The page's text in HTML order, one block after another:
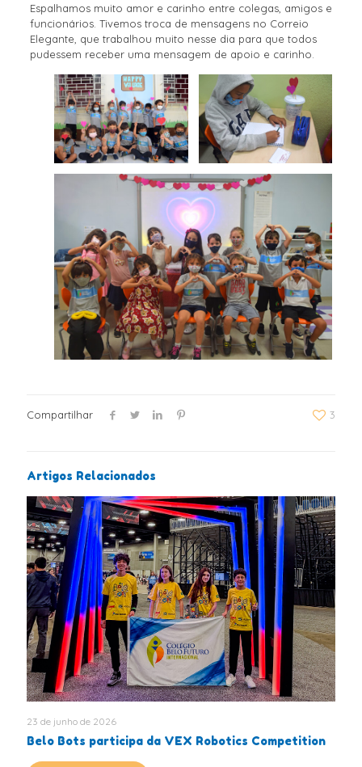
Espalhamos muito amor e carinho entre colegas, amigos e
funcionários. Tivemos troca de mensagens no Correio
Elegante, que trabalhou muito nesse dia para que todos
pudessem receber uma mensagem de apoio e carinho.
Compartilhar 3
Artigos Relacionados
23 de junho de 2026
Belo Bots participa da VEX Robotics Competition